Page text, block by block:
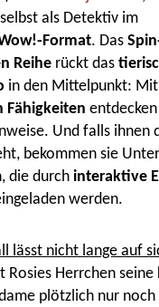
als Detektiv im
Format. Das
Reihe rückt das
in den Mittelpunkt:
Fähigkeiten
Und falls ihnen
bekommen sie
die durch interaktive
werden.
lässt nicht lange auf
Rosies Herrchen seine
plötzlich nur